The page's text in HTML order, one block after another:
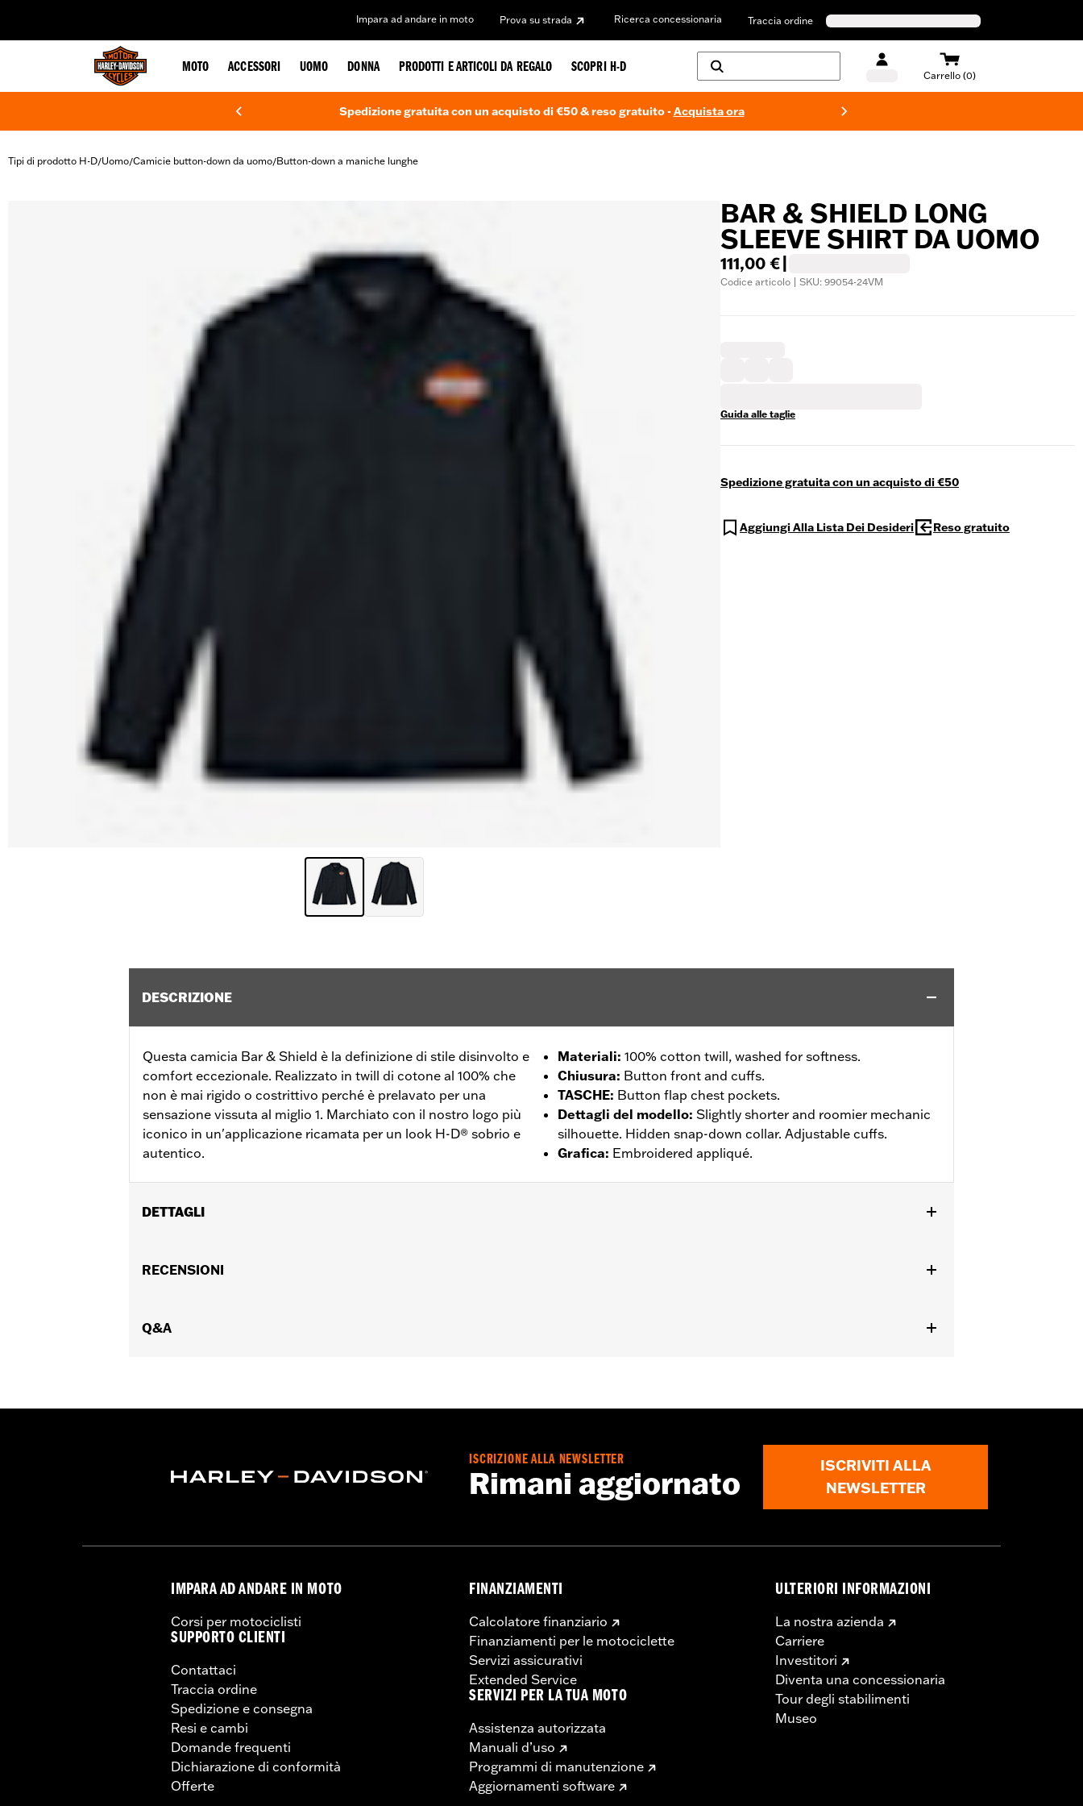
Impara ad andare in moto Prova su strada Ricerca concessionaria Traccia ordine
MOTO ACCESSORI UOMO DONNA PRODOTTI E ARTICOLI DA REGALO SCOPRI H-D
Carrello (0)
Spedizione gratuita con un acquisto di €50 & reso gratuito -Acquista ora
Tipi di prodotto H-D/Uomo/Camicie button-down da uomo/Button-down a maniche lunghe
BAR & SHIELD LONG
SLEEVE SHIRT DA UOMO
111,00 €
Codice articolo | SKU: 99054-24VM
Guida alle taglie
Spedizione gratuita con un acquisto di €50
Aggiungi Alla Lista Dei Desideri Reso gratuito
DESCRIZIONE
Questa camicia Bar & Shield è la definizione di stile disinvolto e
comfort eccezionale. Realizzato in twill di cotone al 100% che
non è mai rigido o costrittivo perché è prelavato per una
sensazione vissuta al miglio 1. Marchiato con il nostro logo più
iconico in un'applicazione ricamata per un look H-D® sobrio e
autentico.
Materiali: 100% cotton twill, washed for softness.
Chiusura: Button front and cuffs.
TASCHE: Button flap chest pockets.
Dettagli del modello: Slightly shorter and roomier mechanic
silhouette. Hidden snap-down collar. Adjustable cuffs.
Grafica: Embroidered appliqué.
DETTAGLI
Caratteristiche funzionali:
RECENSIONI
Q&A
ISCRIZIONE ALLA NEWSLETTER
Rimani aggiornato
ISCRIVITI ALLA
NEWSLETTER
IMPARA AD ANDARE IN MOTO
Corsi per motociclisti
SUPPORTO CLIENTI
Contattaci
Traccia ordine
Spedizione e consegna
Resi e cambi
Domande frequenti
Dichiarazione di conformità
Offerte
FINANZIAMENTI
Calcolatore finanziario
Finanziamenti per le motociclette
Servizi assicurativi
Extended Service
SERVIZI PER LA TUA MOTO
Assistenza autorizzata
Manuali d’uso
Programmi di manutenzione
Aggiornamenti software
ULTERIORI INFORMAZIONI
La nostra azienda
Carriere
Investitori
Diventa una concessionaria
Tour degli stabilimenti
Museo